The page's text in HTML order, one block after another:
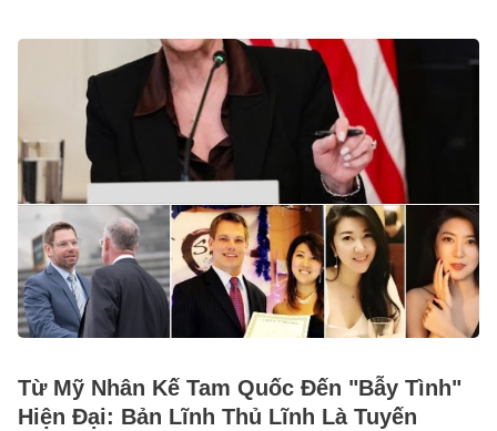
Từ Mỹ Nhân Kế Tam Quốc Đến "Bẫy Tình"
Hiện Đại: Bản Lĩnh Thủ Lĩnh Là Tuyến